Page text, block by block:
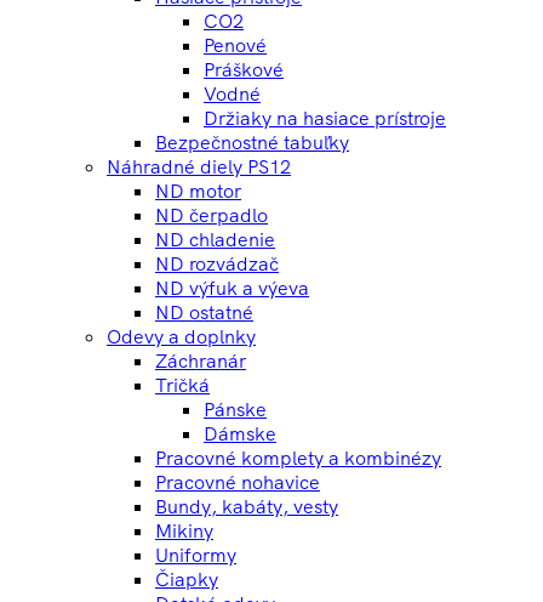
CO2
Penové
Práškové
Vodné
Držiaky na hasiace prístroje
Bezpečnostné tabuľky
Náhradné diely PS12
ND motor
ND čerpadlo
ND chladenie
ND rozvádzač
ND výfuk a výeva
ND ostatné
Odevy a doplnky
Záchranár
Tričká
Pánske
Dámske
Pracovné komplety a kombinézy
Pracovné nohavice
Bundy, kabáty, vesty
Mikiny
Uniformy
Čiapky